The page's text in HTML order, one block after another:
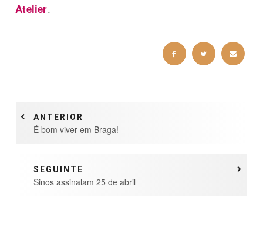
Atelier.
ANTERIOR
É bom viver em Braga!
SEGUINTE
Sinos assinalam 25 de abril